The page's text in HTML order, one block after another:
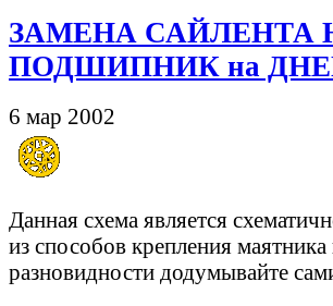
ЗАМЕНА САЙЛЕНТА
ПОДШИПНИК на
6 мар 2002
Данная схема является
из способов крепления
разновидности додумывайте